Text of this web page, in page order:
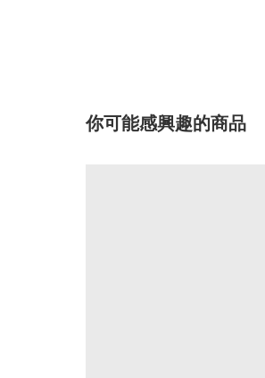
你可能感興趣的商品